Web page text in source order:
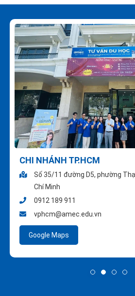
CHI NHÁNH TP.HCM
Số 35/11 đường D5, phường
Chí Minh
0912 189 911
vphcm@amec.edu.vn
Google Maps